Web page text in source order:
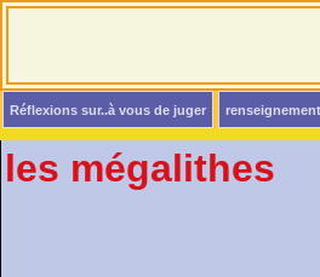
Réflexions sur..à vous de juger
les mégalithes